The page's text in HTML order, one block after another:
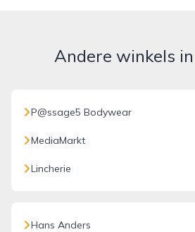
Andere winkels
P@ssage5 Bodywear
MediaMarkt
Lincherie
Hans Anders